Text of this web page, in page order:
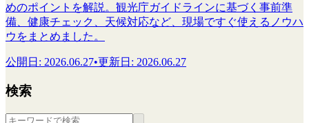
めのポイントを解説。観光庁ガイドラインに基づく事前準
備、健康チェック、天候対応など、現場ですぐ使えるノウハ
ウをまとめました。
公開日 : 2026.06.27•更新日 : 2026.06.27
検索